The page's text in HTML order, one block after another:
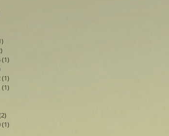
(1)
(1)
(1)
(1)